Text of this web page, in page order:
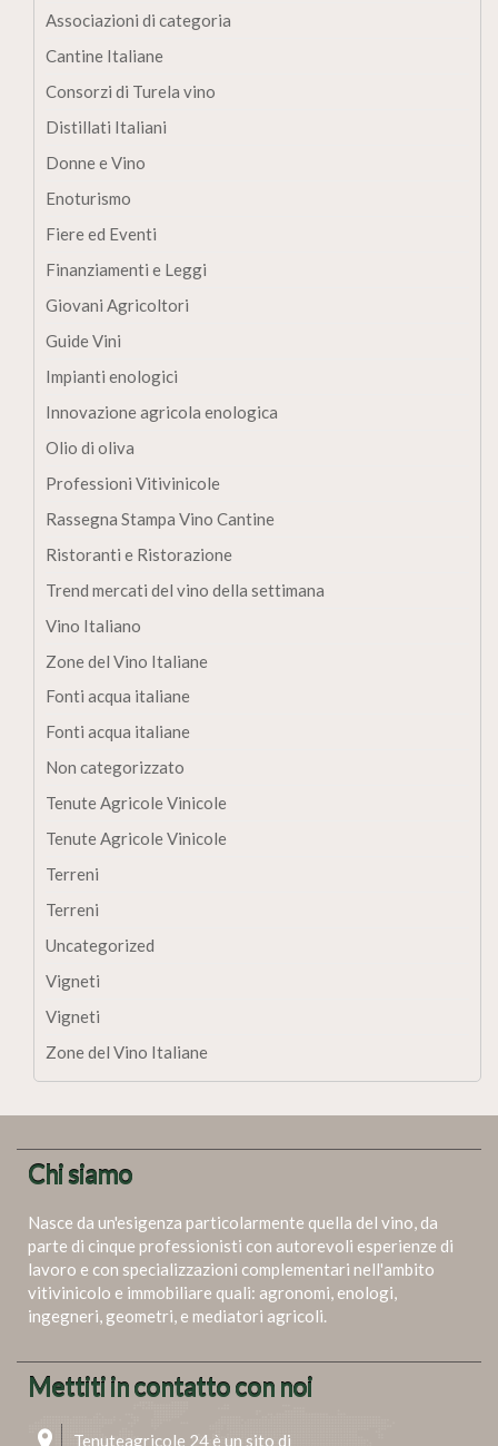
Associazioni di categoria
Cantine Italiane
Consorzi di Turela vino
Distillati Italiani
Donne e Vino
Enoturismo
Fiere ed Eventi
Finanziamenti e Leggi
Giovani Agricoltori
Guide Vini
Impianti enologici
Innovazione agricola enologica
Olio di oliva
Professioni Vitivinicole
Rassegna Stampa Vino Cantine
Ristoranti e Ristorazione
Trend mercati del vino della settimana
Vino Italiano
Zone del Vino Italiane
Fonti acqua italiane
Fonti acqua italiane
Non categorizzato
Tenute Agricole Vinicole
Tenute Agricole Vinicole
Terreni
Terreni
Uncategorized
Vigneti
Vigneti
Zone del Vino Italiane
Chi siamo
Nasce da un'esigenza particolarmente quella del vino, da
parte di cinque professionisti con autorevoli esperienze di
lavoro e con specializzazioni complementari nell'ambito
vitivinicolo e immobiliare quali: agronomi, enologi,
ingegneri, geometri, e mediatori agricoli.
Mettiti in contatto con noi
Tenuteagricole 24 è un sito di